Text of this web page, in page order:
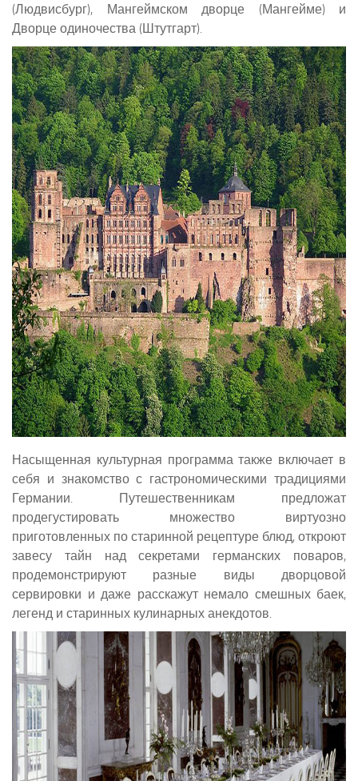
(Людвисбург), Мангеймском дворце (Мангейме) и
Дворце одиночества (Штутгарт).
Насыщенная культурная программа также включает в
себя и знакомство с гастрономическими традициями
Германии. Путешественникам предложат
продегустировать множество виртуозно
приготовленных по старинной рецептуре блюд, откроют
завесу тайн над секретами германских поваров,
продемонстрируют разные виды дворцовой
сервировки и даже расскажут немало смешных баек,
легенд и старинных кулинарных анекдотов.